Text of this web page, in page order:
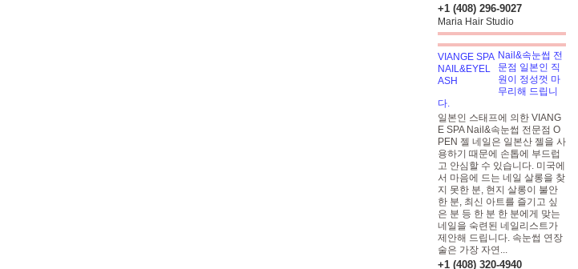
+1 (408) 296-9027
Maria Hair Studio
Nail&속눈썹 전
문점 일본인 직
원이 정성껏 마
무리해 드립니
다.
일본인 스태프에 의한 VIANG
E SPA Nail&속눈썹 전문점 O
PEN 젤 네일은 일본산 젤을 사
용하기 때문에 손톱에 부드럽
고 안심할 수 있습니다. 미국에
서 마음에 드는 네일 살롱을 찾
지 못한 분, 현지 살롱이 불안
한 분, 최신 아트를 즐기고 싶
은 분 등 한 분 한 분에게 맞는
네일을 숙련된 네일리스트가
제안해 드립니다. 속눈썹 연장
술은 가장 자연...
+1 (408) 320-4940